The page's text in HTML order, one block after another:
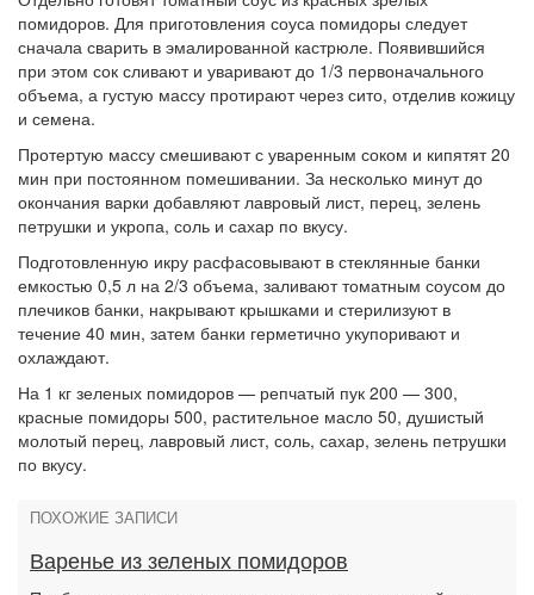
помидоров. Для приготовления соуса помидоры следует
сначала сварить в эмалированной кастрюле. Появившийся
при этом сок сливают и уваривают до 1/3 первоначального
объема, а густую массу протирают через сито, отделив кожицу
и семена.
Протертую массу смешивают с уваренным соком и кипятят 20
мин при постоянном помешивании. За несколько минут до
окончания варки добавляют лавровый лист, перец, зелень
петрушки и укропа, соль и сахар по вкусу.
Подготовленную икру расфасовывают в стеклянные банки
емкостью 0,5 л на 2/3 объема, заливают томатным соусом до
плечиков банки, накрывают крышками и стерилизуют в
течение 40 мин, затем банки герметично укупоривают и
охлаждают.
На 1 кг зеленых помидоров — репчатый пук 200 — 300,
красные помидоры 500, растительное масло 50, душистый
молотый перец, лавровый лист, соль, сахар, зелень петрушки
по вкусу.
ПОХОЖИЕ ЗАПИСИ
Варенье из зеленых помидоров